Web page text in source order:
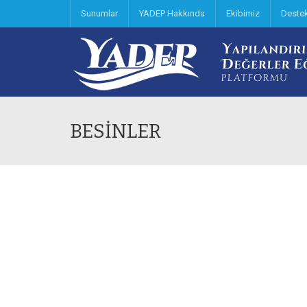
Sunumlar YADEP Hakkında Ekibimiz
BESİNLER